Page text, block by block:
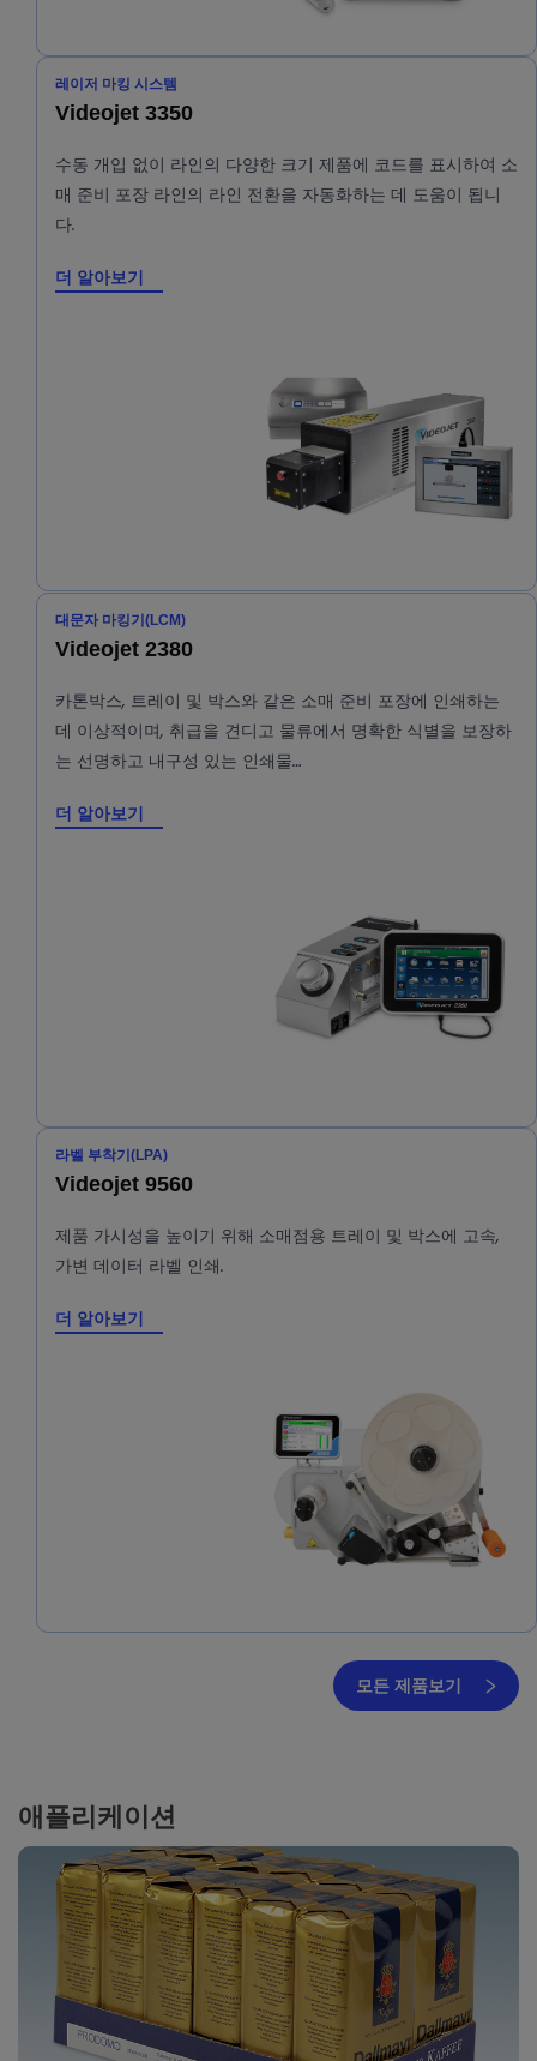
레이저 마킹 시스템
Videojet 3350
수동 개입 없이 라인의 다양한 크기 제품에 코드를 표시하여 소
매 준비 포장 라인의 라인 전환을 자동화하는 데 도움이 됩니
다.
더 알아보기
대문자 마킹기(LCM)
Videojet 2380
카톤박스, 트레이 및 박스와 같은 소매 준비 포장에 인쇄하는
데 이상적이며, 취급을 견디고 물류에서 명확한 식별을 보장하
는 선명하고 내구성 있는 인쇄물…
더 알아보기
라벨 부착기(LPA)
Videojet 9560
제품 가시성을 높이기 위해 소매점용 트레이 및 박스에 고속,
가변 데이터 라벨 인쇄.
더 알아보기
모든 제품보기
애플리케이션